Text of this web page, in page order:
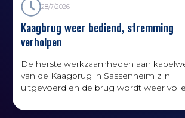
28/7/2026
Kaagbrug weer bediend, stremming
verholpen
De herstelwerkzaamheden aan
van de Kaagbrug in Sassenheim zijn
uitgevoerd en de brug wordt weer